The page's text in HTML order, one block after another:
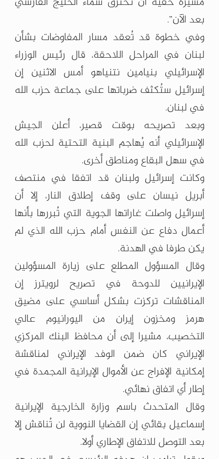
بعد الآن”.
وفي خطوة قد تُعقد مسار المفاوضات بشأن
لبنان في المراحل اللاحقة، قال رئيس الوزراء
الإسرائيلي بنيامين نتنياهو أمس الاثنين إن
إسرائيل ستُكثف ضرباتها على جماعة حزب الله
في لبنان.
وبعد تصريحه بوقت قصير، أعلن الجيش
الإسرائيلي أنه يُهاجم البنية التحتية لحزب الله
في سهل البقاع ومناطق أخرى.
وكانت إسرائيل ولبنان قد اتفقا في منتصف
أبريل نيسان على وقف إطلاق النار، إلا أن
إسرائيل واصلت غاراتها الجوية التي تُبررها بأنها
أعمال دفاع عن النفس أمام حزب الله الذي لم
يكن طرفا في الهدنة.
وقال المسؤول المطلع على زيارة المسؤولين
الإيرانيين للدوحة في تصريح لرويترز إن
المناقشات تركزت بشكل أساسي على مضيق
هرمز ومخزون إيران من اليورانيوم عالي
التخصيب، مشيرا إلى أن محافظ البنك المركزي
الإيراني كان ضمن الوفد الإيراني لمناقشة
إمكانية الإفراج عن الأموال الإيرانية المجمدة في
إطار أي اتفاق نهائي.
وقال المتحدث باسم وزارة الخارجية الإيرانية
إسماعيل بقائي إن القضايا النووية لن تُناقش إلا
بعد التوصل للاتفاق الإطاري أولا.